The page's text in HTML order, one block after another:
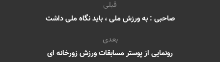
قبلی
صاحبی : به ورزش ملی ، باید نگاه ملی داشت
بعدی
رونمایی از پوستر مسابقات ورزش زورخانه ای